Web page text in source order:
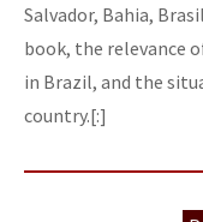
Salvador, Bahia,
book, the relevance
in Brazil, and the
country.[:]